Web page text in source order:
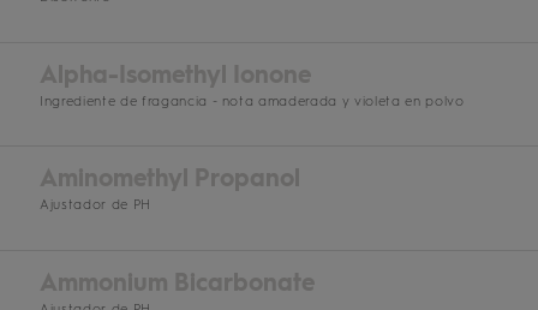
Alpha-Isomethyl Ionone
Ingrediente de fragancia - nota amaderada y violeta en polvo
Aminomethyl Propanol
Ajustador de PH
Ammonium Bicarbonate